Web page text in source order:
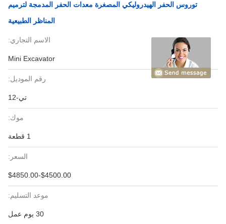
توروس الحفر الهيدروليكي المصغرة معدات الحفر المدمجة لترميم
المناظر الطبيعية
الاسم التجاري:
Mini Excavator
رقم الموديل:
تي-12
موك:
السعر:
$4500.00-$4850.00
موعد التسليم:
30 يوم عمل